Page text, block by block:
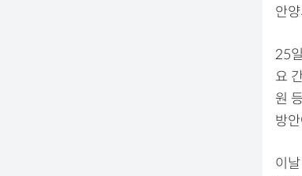
안
25
요
원
방
이